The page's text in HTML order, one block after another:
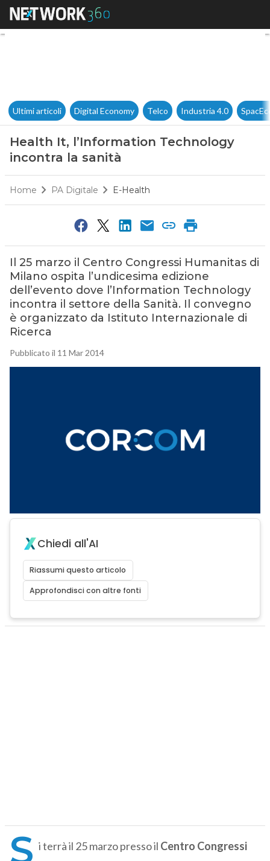
Health It, l’Information
Ultimi articoli Digital Economy Telco Industria 4.0
Health It, l’Information Technology
incontra la sanità
Home PA Digitale E-Health
Il 25 marzo il Centro Congressi Humanitas di
Milano ospita l’undicesima edizione
dell’evento dove l’Information Technology
incontra il settore della Sanità. Il convegno
è organizzato da Istituto Internazionale di
Ricerca
Pubblicato il 11 Mar 2014
Chiedi all'AI
Riassumi questo articolo
Approfondisci con altre fonti
S i terrà il 25 marzo presso il Centro Congressi